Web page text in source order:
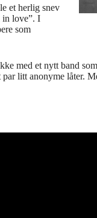
et herlig snev
in love”. I
som
med et nytt band
litt anonyme